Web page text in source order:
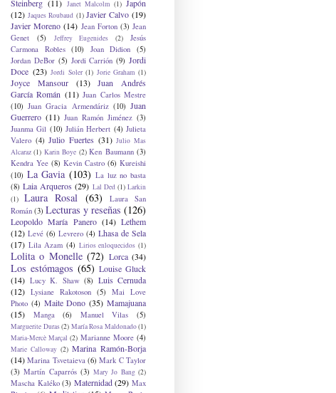
Steinberg (11) Janet Malcolm (1) Japón
(12) Jaques Roubaud (1) Javier Calvo (19)
Javier Moreno (14) Jean Forton (3) Jean
Genet
(5) Jeffrey Eugenides (2)
Jesús
Carmona Robles
(10) Joan Didion
(5)
Jordan DeBor (5) Jordi Carrión (9) Jordi
Doce (23) Jordi Soler (1) Jorie Graham (1)
Joyce Mansour (13)
Juan Andrés
García Román (11) Juan Carlos Mestre
(10) Juan Gracia Armendáriz (10) Juan
Guerrero (11) Juan Ramón Jiménez (3)
Juanma Gil (10) Julián Herbert (4) Julieta
Valero (4) Julio Fuertes (31) Julio Mas
Alcaraz (1) Karin Boye (2) Ken Baumann (3)
Kendra Yee (8) Kevin Castro (6) Kureishi
(10) La Gavia (103) La luz no basta
(8) Laia Arqueros (29) Lal Ded (1) Larkin
(1)
Laura Rosal (63)
Laura San
Román (3) Lecturas y reseñas (126)
Leopoldo María Panero (14) Lethem
(12) Levé (6) Levrero (4) Lhasa de Sela
(17) Lila Azam (4) Lirios enloquecidos (1)
Lolita o Monelle (72) Lorca (34)
Los estómagos (65) Louise Gluck
(14) Lucy K. Shaw (8) Luis Cernuda
(12) Lysiane Rakotoson (5)
Mai Love
Photo (4) Maite Dono (35) Mamajuana
(15)
Manga (6) Manuel Vilas (5)
Marguerite Duras(2) María Rosa Maldonado(1)
Maria-Mercè Marçal (2) Marianne Moore (4)
Marie Calloway (2) Marina Ramón-Borja
(14) Marina Tsvetaieva (6) Mark C Taylor
(3) Martín Caparrós (3) Mary Jo Bang (2)
Mascha Kaléko (3) Maternidad (29) Max